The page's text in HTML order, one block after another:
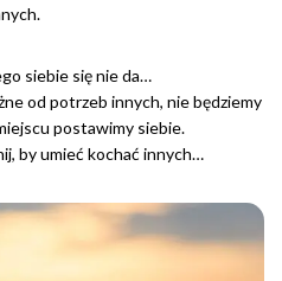
siebie się nie da…
od potrzeb innych, nie będziemy
postawimy siebie.
by umieć kochać innych…